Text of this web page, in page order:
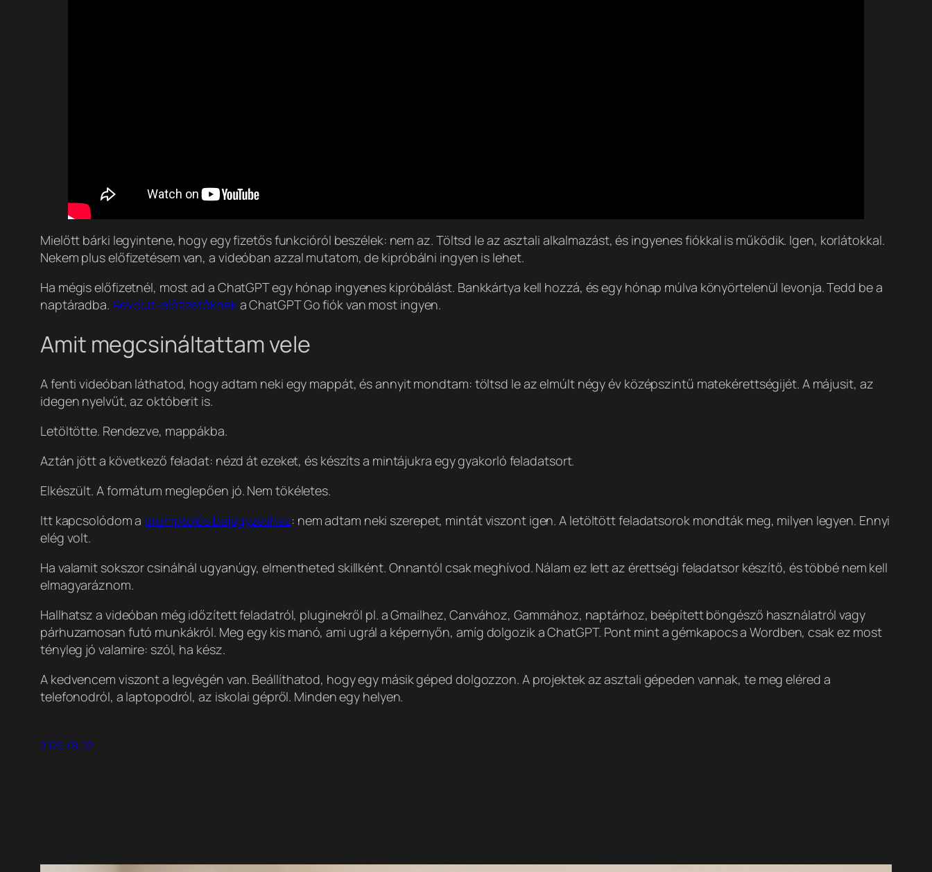
Mielőtt bárki legyintene, hogy egy fizetős funkcióról beszélek: nem az. Töltsd le az asztali alkalmazást, és ingyenes fiókkal is működik. Igen, korlátokkal.
Nekem plus előfizetésem van, a videóban azzal mutatom, de kipróbálni ingyen is lehet.
Ha mégis előfizetnél, most ad a ChatGPT egy hónap ingyenes kipróbálást. Bankkártya kell hozzá, és egy hónap múlva könyörtelenül levonja. Tedd be a
naptáradba. Revolut-előfizetőknek a ChatGPT Go fiók van most ingyen.
Amit megcsináltattam vele
A fenti videóban láthatod, hogy adtam neki egy mappát, és annyit mondtam: töltsd le az elmúlt négy év középszintű matekérettségijét. A májusit, az
idegen nyelvűt, az októberit is.
Letöltötte. Rendezve, mappákba.
Aztán jött a következő feladat: nézd át ezeket, és készíts a mintájukra egy gyakorló feladatsort.
Elkészült. A formátum meglepően jó. Nem tökéletes.
Itt kapcsolódom a promptolós bejegyzéshez: nem adtam neki szerepet, mintát viszont igen. A letöltött feladatsorok mondták meg, milyen legyen. Ennyi
elég volt.
Ha valamit sokszor csinálnál ugyanúgy, elmentheted skillként. Onnantól csak meghívod. Nálam ez lett az érettségi feladatsor készítő, és többé nem kell
elmagyaráznom.
Hallhatsz a videóban még időzített feladatról, pluginekről pl. a Gmailhez, Canvához, Gammához, naptárhoz, beépített böngésző használatról vagy
párhuzamosan futó munkákról. Meg egy kis manó, ami ugrál a képernyőn, amíg dolgozik a ChatGPT. Pont mint a gémkapocs a Wordben, csak ez most
tényleg jó valamire: szól, ha kész.
A kedvencem viszont a legvégén van. Beállíthatod, hogy egy másik géped dolgozzon. A projektek az asztali gépeden vannak, te meg eléred a
telefonodról, a laptopodról, az iskolai gépről. Minden egy helyen.
2026-08-02